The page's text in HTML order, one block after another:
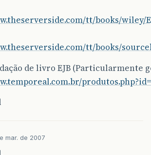
tt/books/wiley/
tt/books/
de livro EJB (Particularmente
mar. de 2007